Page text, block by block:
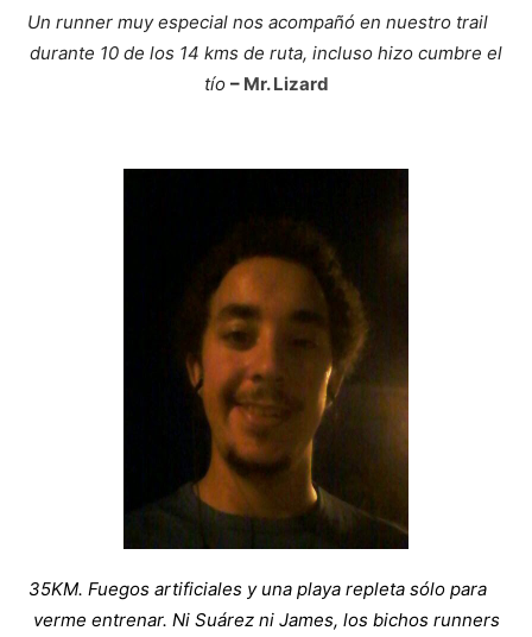
Un runner muy especial nos acompañó en nuestro trail
durante 10 de los 14 kms de ruta, incluso hizo cumbre el
tío – Mr. Lizard
35KM. Fuegos artificiales y una playa repleta sólo para
verme entrenar. Ni Suárez ni James, los bichos runners